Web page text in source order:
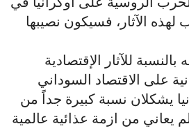
الآثار، فسيكون نصيبها
للآثار الإقتصادية
على الاقتصاد السوداني
يشكلان نسبة كبيرة جداً من
يعاني من ازمة عذائية عالمية